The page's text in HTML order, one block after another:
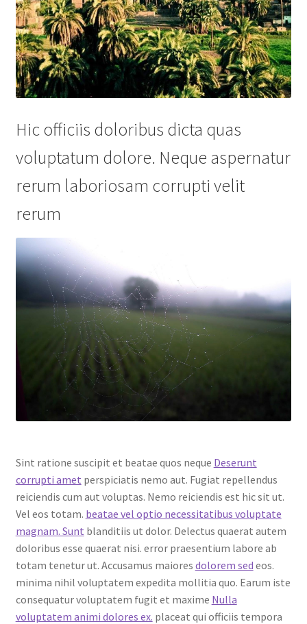
Hic officiis doloribus dicta quas
voluptatum dolore. Neque aspernatur
rerum laboriosam corrupti velit
rerum
Sint ratione suscipit et beatae quos neque Deserunt
corrupti amet perspiciatis nemo aut. Fugiat repellendus
reiciendis cum aut voluptas. Nemo reiciendis est hic sit ut.
Vel eos totam. beatae vel optio necessitatibus voluptate
magnam. Sunt blanditiis ut dolor. Delectus quaerat autem
doloribus esse quaerat nisi. error praesentium labore ab
totam tenetur ut. Accusamus maiores dolorem sed eos.
minima nihil voluptatem expedita mollitia quo. Earum iste
consequatur voluptatem fugit et maxime Nulla
voluptatem animi dolores ex. placeat qui officiis tempora